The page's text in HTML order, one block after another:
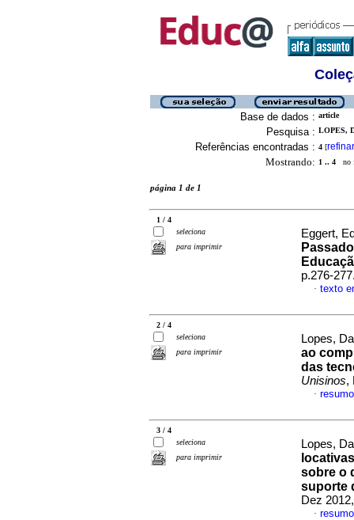
Base de dados : article
Pesquisa : LOPES,
Referências encontradas : 4 [refinar
Mostrando: 1 .. 4 no
página 1 de 1
1 / 4
seleciona
para imprimir
Eggert,
p.276-
· texto
2 / 4
seleciona
para imprimir
Lopes,
ao
das
Unisinos,
·
3 / 4
seleciona
para imprimir
Lopes,
sobre o
suporte
Dez
·